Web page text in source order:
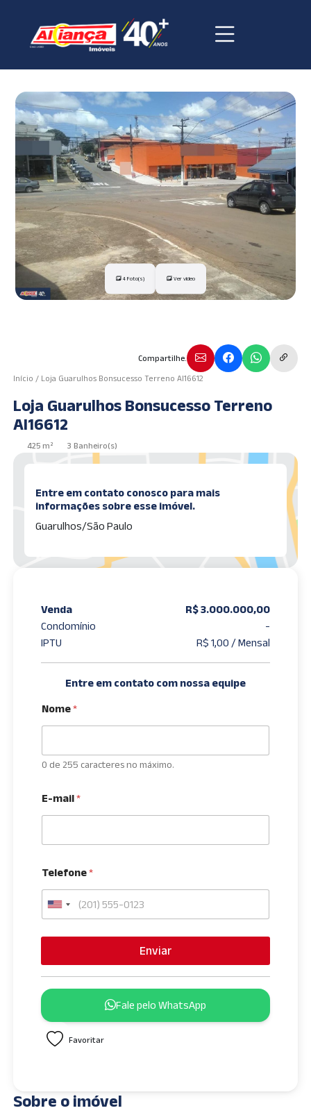
4 Foto(s) Ver vídeo
Compartilhe.
Início / Loja Guarulhos Bonsucesso Terreno AI16612
Loja Guarulhos Bonsucesso Terreno
AI16612
425 m² 3 Banheiro(s)
Entre em contato conosco para mais
informações sobre esse imóvel.
Guarulhos/São Paulo
Venda
R$ 3.000.000,00
Condomínio
-
IPTU
R$ 1,00 / Mensal
Entre em contato com nossa equipe
Nome*
0 de 255 caracteres no máximo.
E-mail*
Telefone*
U
e
d
t
a
+
Enviar
Fale pelo WhatsApp
Favoritar
Sobre o imóvel